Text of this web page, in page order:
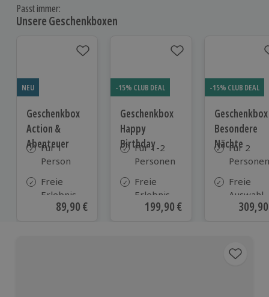
Passt immer:
Unsere Geschenkboxen
NEU
Geschenkbox
Action &
Abenteuer
Für 1
Person
Freie
Erlebnis-
Auswahl
Aktueller Preis
89,90 €
-15% CLUB DEAL
Geschenkbox
Happy
Birthday
Für 1-2
Personen
Freie
Erlebnis-
Auswahl
Aktueller Preis
199,90 €
-15% CLUB DEAL
Geschenkbox
Besondere
Nächte
Für 2
Personen
Freie
Auswahl
aus ca.